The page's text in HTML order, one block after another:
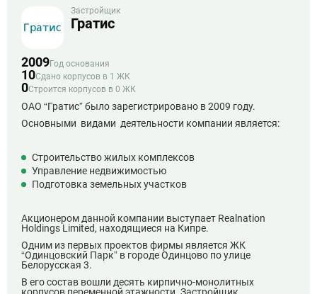
Застройщик
Гратис
2009Год основания
10Сдано корпусов в 1 ЖК
0Строится корпусов в 0 ЖК
ОАО “Гратис” было зарегистрировано в 2009 году.
Основными видами деятельности компании является:
Строительство жилых комплексов
Управление недвижимостью
Подготовка земельных участков
Акционером данной компании выступает Realnation
Holdings Limited, находящиеся на Кипре.
Одним из первых проектов фирмы является ЖК
“Одинцовский Парк” в городе Одинцово по улице
Белорусская 3.
В его состав вошли десять кирпично-монолитных